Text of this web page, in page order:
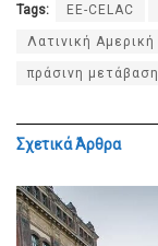
Tags: ΕΕ-CELAC
Λατινική Αμερική
πράσινη μετάβαση
ΣχετικάΆρθρα